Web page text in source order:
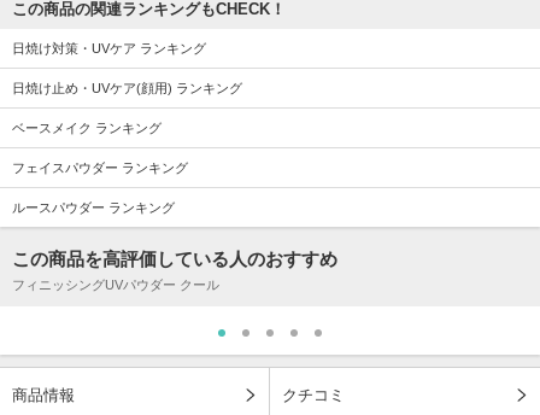
この商品の関連ランキングもCHECK！
日焼け対策・UVケア ランキング
日焼け止め・UVケア(顔用) ランキング
ベースメイク ランキング
フェイスパウダー ランキング
ルースパウダー ランキング
この商品を高評価している人のおすすめ
フィニッシングUVパウダー クール
商品情報 クチコミ